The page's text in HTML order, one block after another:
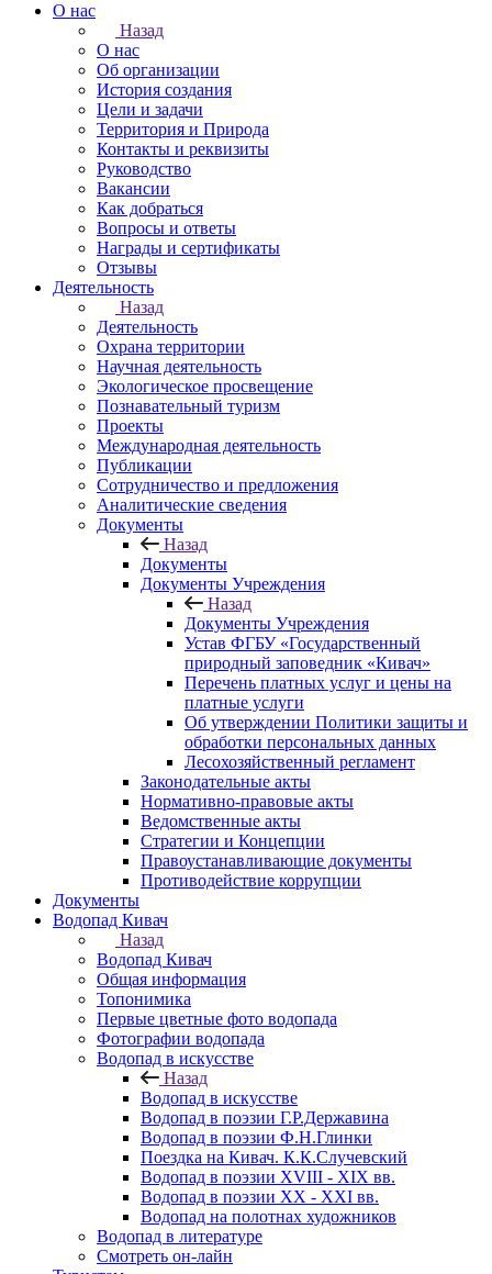
О нас
Назад
О нас
Об организации
История создания
Цели и задачи
Территория и Природа
Контакты и реквизиты
Руководство
Вакансии
Как добраться
Вопросы и ответы
Награды и сертификаты
Отзывы
Деятельность
Назад
Деятельность
Охрана территории
Научная деятельность
Экологическое просвещение
Познавательный туризм
Проекты
Международная деятельность
Публикации
Сотрудничество и предложения
Аналитические сведения
Документы
Назад
Документы
Документы Учреждения
Назад
Документы Учреждения
Устав ФГБУ «Государственный
природный заповедник «Кивач»
Перечень платных услуг и цены на
платные услуги
Об утверждении Политики защиты и
обработки персональных данных
Лесохозяйственный регламент
Законодательные акты
Нормативно-правовые акты
Ведомственные акты
Стратегии и Концепции
Правоустанавливающие документы
Противодействие коррупции
Документы
Водопад Кивач
Назад
Водопад Кивач
Общая информация
Топонимика
Первые цветные фото водопада
Фотографии водопада
Водопад в искусстве
Назад
Водопад в искусстве
Водопад в поэзии Г.Р.Державина
Водопад в поэзии Ф.Н.Глинки
Поездка на Кивач. К.К.Случевский
Водопад в поэзии XVIII - XIX вв.
Водопад в поэзии XX - XXI вв.
Водопад на полотнах художников
Водопад в литературе
Смотреть он-лайн